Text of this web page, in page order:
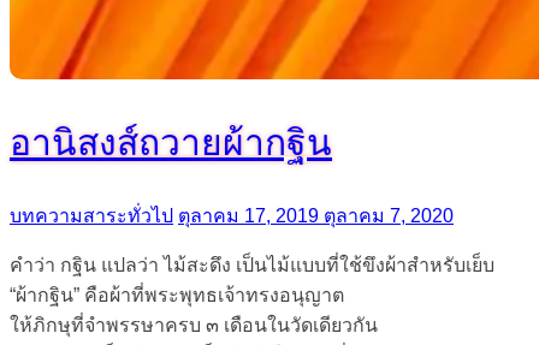
อานิสงส์ถวายผ้ากฐิน
บทความสาระทั่วไป ตุลาคม 17, 2019 ตุลาคม 7, 2020
คำว่า กฐิน แปลว่า ไม้สะดึง เป็นไม้แบบที่ใช้ขึงผ้าสำหรับเย็บ
“ผ้ากฐิน” คือผ้าที่พระพุทธเจ้าทรงอนุญาต
ให้ภิกษุที่จำพรรษาครบ ๓ เดือนในวัดเดียวกัน